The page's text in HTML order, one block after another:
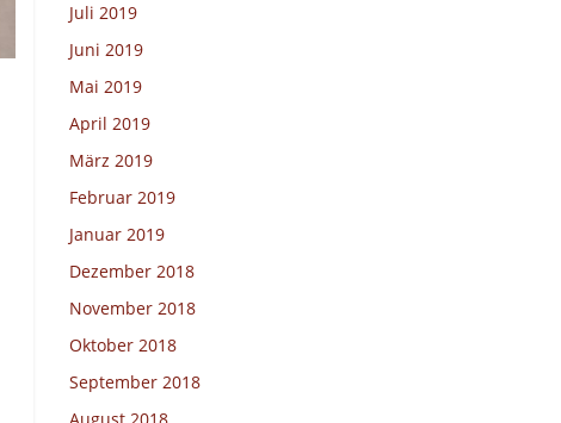
Juli 2019
Juni 2019
Mai 2019
April 2019
März 2019
Februar 2019
Januar 2019
Dezember 2018
November 2018
Oktober 2018
September 2018